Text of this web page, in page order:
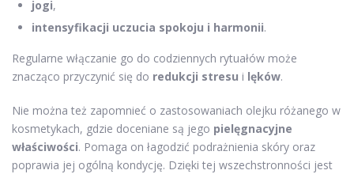
jogi,
intensyfikacji uczucia spokoju i harmonii.
Regularne włączanie go do codziennych rytuałów może
znacząco przyczynić się do redukcji stresu i lęków.
Nie można też zapomnieć o zastosowaniach olejku różanego w
kosmetykach, gdzie doceniane są jego pielęgnacyjne
właściwości. Pomaga on łagodzić podrażnienia skóry oraz
poprawia jej ogólną kondycję. Dzięki tej wszechstronności jest